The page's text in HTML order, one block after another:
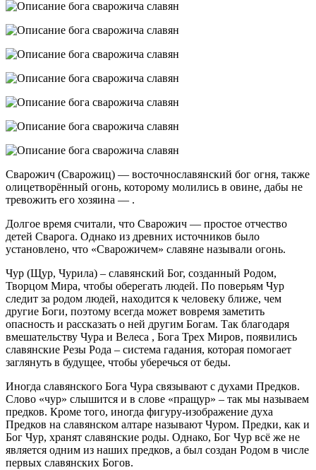
Сварожич (Сварожиц) — восточнославянский бог огня, также
олицетворённый огонь, которому молились в овине, дабы не
тревожить его хозяина — .
Долгое время считали, что Сварожич — простое отчество
детей Сварога. Однако из древних источников было
установлено, что «Сварожичем» славяне называли огонь.
Чур (Щур, Чурила) – славянский Бог, созданный Родом,
Творцом Мира, чтобы оберегать людей. По поверьям Чур
следит за родом людей, находится к человеку ближе, чем
другие Боги, поэтому всегда может вовремя заметить
опасность и рассказать о ней другим Богам. Так благодаря
вмешательству Чура и Велеса , Бога Трех Миров, появились
славянские Резы Рода – система гадания, которая помогает
заглянуть в будущее, чтобы уберечься от беды.
Иногда славянского Бога Чура связывают с духами Предков.
Слово «чур» слышится и в слове «пращур» – так мы называем
предков. Кроме того, иногда фигуру-изображение духа
Предков на славянском алтаре называют Чуром. Предки, как и
Бог Чур, хранят славянские роды. Однако, Бог Чур всё же не
является одним из наших предков, а был создан Родом в числе
первых славянских Богов.